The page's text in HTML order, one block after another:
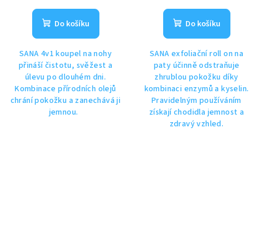
Do košíku
SANA 4v1 koupel na nohy
přináší čistotu, svěžest a
úlevu po dlouhém dni.
Kombinace přírodních olejů
chrání pokožku a zanechává ji
jemnou.
Do košíku
SANA exfoliační roll on na
paty účinně odstraňuje
zhrublou pokožku díky
kombinaci enzymů a kyselin.
Pravidelným používáním
získají chodidla jemnost a
zdravý vzhled.